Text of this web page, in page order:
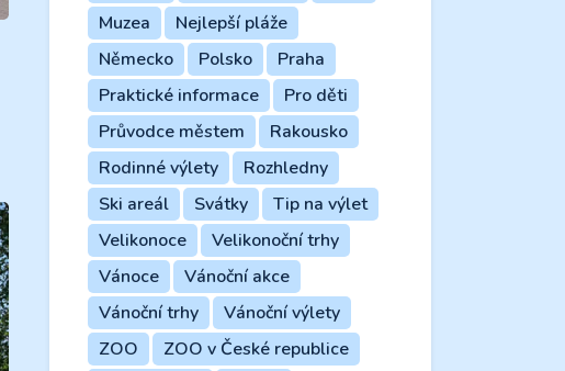
Muzea
Nejlepší pláže
Německo
Polsko
Praha
Praktické informace
Pro děti
Průvodce městem
Rakousko
Rodinné výlety
Rozhledny
Ski areál
Svátky
Tip na výlet
Velikonoce
Velikonoční trhy
Vánoce
Vánoční akce
Vánoční trhy
Vánoční výlety
ZOO
ZOO v České republice